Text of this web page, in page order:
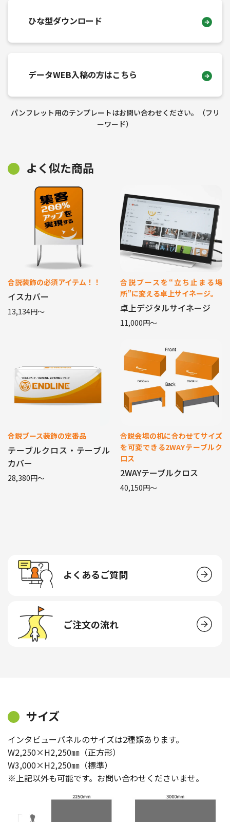
ひな型ダウンロード
データWEB入稿の方はこちら
パンフレット用のテンプレートはお問い合わせください。（フリ
ーワード）
よく似た商品
合説装飾の必須アイテム！！
イスカバー
13,134円〜
合説ブースを“立ち止まる場
所”に変える卓上サイネージ。
卓上デジタルサイネージ
11,000円〜
合説ブース装飾の定番品
テーブルクロス・テーブル
カバー
28,380円〜
合説会場の机に合わせてサイズ
を可変できる2WAYテーブルク
ロス
2WAYテーブルクロス
40,150円〜
よくあるご質問
ご注文の流れ
サイズ
インタビューパネルのサイズは2種類あります。
W2,250×H2,250㎜（正方形）
W3,000×H2,250㎜（標準）
※上記以外も可能です。お問い合わせくださいませ。